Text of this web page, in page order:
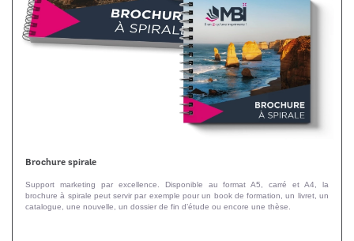
Brochure spirale
Support marketing par excellence. Disponible au format A5, carré et A4, la
brochure à spirale peut servir par exemple pour un book de formation, un livret, un
catalogue, une nouvelle, un dossier de fin d’étude ou encore une thèse.